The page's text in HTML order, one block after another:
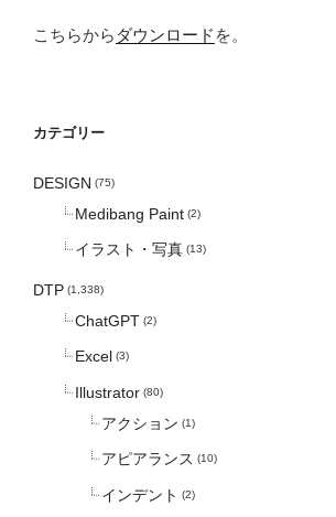
こちらから ダウンロード を。
カテゴリー
DESIGN (75)
Medibang Paint (2)
イラスト・写真 (13)
DTP (1,338)
ChatGPT (2)
Excel (3)
Illustrator (80)
アクション (1)
アピアランス (10)
インデント (2)